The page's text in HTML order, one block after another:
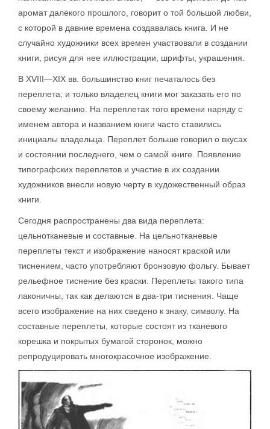
аромат далекого прошлого, говорит о той большой любви,
с которой в давние времена создавалась книга. И не
случайно художники всех времен участвовали в создании
книги, рисуя для нее иллюстрации, шрифты, украшения.
В XVIII—XIX вв. большинство книг печаталось без
переплета; и только владелец книги мог заказать его по
своему желанию. На переплетах того времени наряду с
именем автора и названием книги часто ставились
инициалы владельца. Переплет больше говорил о вкусах
и состоянии последнего, чем о самой книге. Появление
типографских переплетов и участие в их создании
художников внесли новую черту в художественный образ
книги.
Сегодня распространены два вида переплета:
цельнотканевые и составные. На цельнотканевые
переплеты текст и изображение наносят краской или
тиснением, часто употребляют бронзовую фольгу. Бывает
рельефное тиснение без краски. Переплеты такого типа
лаконичны, так как делаются в два-три тиснения. Чаще
всего изображение на них сведено к знаку, символу. На
составные переплеты, которые состоят из тканевого
корешка и покрытых бумагой сторонок, можно
репродуцировать многокрасочное изображение.